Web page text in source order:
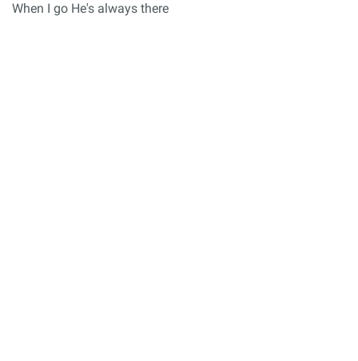
When I go He's always there